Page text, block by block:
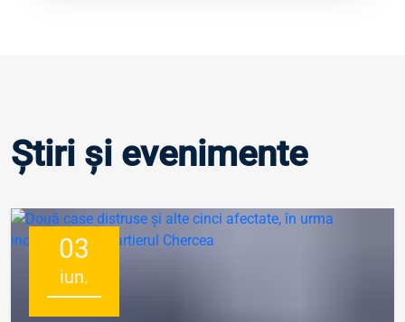
Știri și evenimente
03
iun.